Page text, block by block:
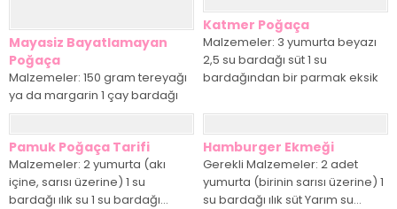
Mayasiz Bayatlamayan
Poğaça
Malzemeler: 150 gram tereyağı
ya da margarin 1 çay bardağı
sıvıyağ 3 yemek kaşığı yoğurt...
Katmer Poğaça
Malzemeler: 3 yumurta beyazı
2,5 su bardağı süt 1 su
bardağından bir parmak eksik
Pamuk Poğaça Tarifi
Malzemeler: 2 yumurta (akı
içine, sarısı üzerine) 1 su
bardağı ılık su 1 su bardağı...
Hamburger Ekmeği
Gerekli Malzemeler: 2 adet
yumurta (birinin sarısı üzerine) 1
su bardağı ılık süt Yarım su...